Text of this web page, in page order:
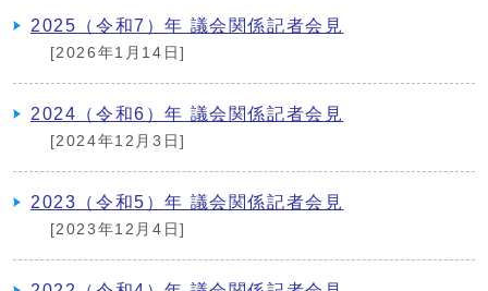
2025（令和7）年 議会関係記者会見
[2026年1月14日]
2024（令和6）年 議会関係記者会見
[2024年12月3日]
2023（令和5）年 議会関係記者会見
[2023年12月4日]